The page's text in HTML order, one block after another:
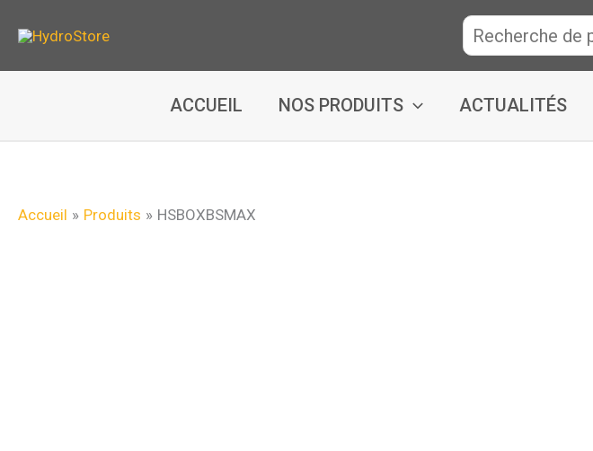
R
c
e
ACCUEIL NOS PRODUITS ACTUALITÉS
Accueil Produits HSBOXBSMAX